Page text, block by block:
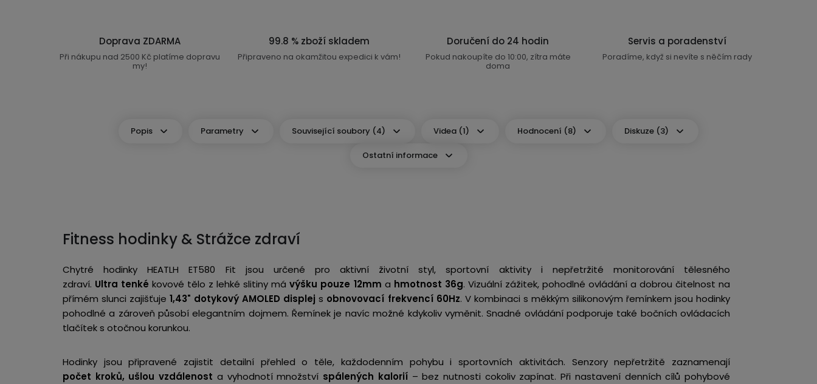
Doprava ZDARMA
Při nákupu nad 2500 Kč platíme dopravu
my!
99.8 % zboží skladem
Připraveno na okamžitou expedici k vám!
Doručení do 24 hodin
Pokud nakoupíte do 10:00, zítra máte
doma
Servis a poradenství
Poradíme, když si nevíte s něčím rady
Popis Parametry Související soubory (4) Videa (1) Hodnocení (8) Diskuze (3)
Ostatní informace
Fitness hodinky & Strážce zdraví
Chytré hodinky HEATLH ET580 Fit jsou určené pro aktivní životní styl, sportovní aktivity i nepřetržité monitorování tělesného
zdraví. Ultra tenké kovové tělo z lehké slitiny mávýšku pouze 12mm a hmotnost 36g. Vizuální zážitek, pohodlné ovládání a dobrou čitelnost na
přímém slunci zajišťuje1,43" dotykový AMOLED displej s obnovovací frekvencí 60Hz. V kombinaci s měkkým silikonovým řemínkem jsou hodinky
pohodlné a zároveň působí elegantním dojmem. Řemínek je navíc možné kdykoliv vyměnit. Snadné ovládání podporuje také bočních ovládacích
tlačítek s otočnou korunkou.
Hodinky jsou připravené zajistit detailní přehled o těle, každodenním pohybu i sportovních aktivitách. Senzory nepřetržitě zaznamenají
počet kroků, ušlou vzdálenost a vyhodnotí množství spálených kalorií– bez nutnosti cokoliv zapínat. Při nastavení denních cílů pohybové